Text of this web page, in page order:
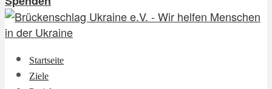
Startseite
Ziele